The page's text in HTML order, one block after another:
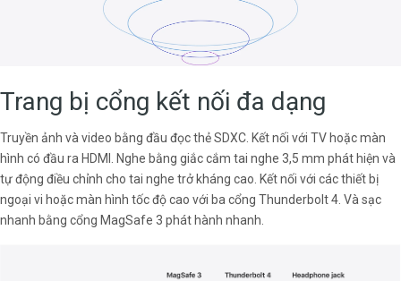
Trang bị cổng kết nối đa dạng
Truyền ảnh và video bằng đầu đọc thẻ SDXC. Kết nối với TV hoặc màn
hình có đầu ra HDMI. Nghe bằng giắc cắm tai nghe 3,5 mm phát hiện và
tự động điều chỉnh cho tai nghe trở kháng cao. Kết nối với các thiết bị
ngoại vi hoặc màn hình tốc độ cao với ba cổng Thunderbolt 4. Và sạc
nhanh bằng cổng MagSafe 3 phát hành nhanh.